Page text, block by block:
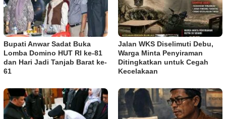
Bupati Anwar Sadat Buka
Lomba Domino HUT RI ke-81
dan Hari Jadi Tanjab Barat ke-
61
Jalan WKS Diselimuti Debu,
Warga Minta Penyiraman
Ditingkatkan untuk Cegah
Kecelakaan